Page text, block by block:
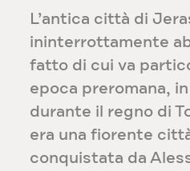
L’antica città di
ininterrottamente
fatto di cui va
epoca preromana,
durante il regno di
era una fiorente
conquistata da